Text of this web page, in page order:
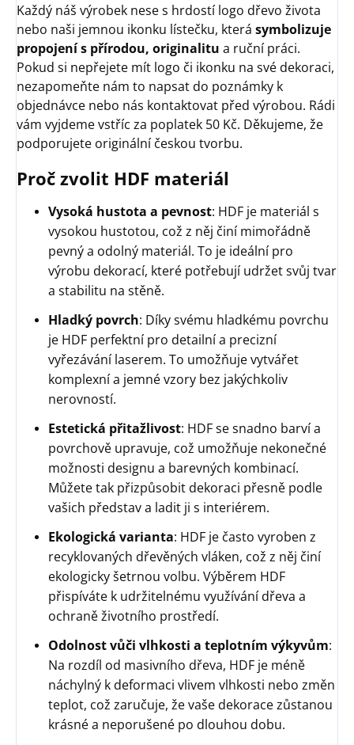
Každý náš výrobek nese s hrdostí logo dřevo života
nebo naši jemnou ikonku lístečku, která symbolizuje
propojení s přírodou, originalitu a ruční práci.
Pokud si nepřejete mít logo či ikonku na své dekoraci,
nezapomeňte nám to napsat do poznámky k
objednávce nebo nás kontaktovat před výrobou. Rádi
vám vyjdeme vstříc za poplatek 50 Kč. Děkujeme, že
podporujete originální českou tvorbu.
Proč zvolit HDF materiál
Vysoká hustota a pevnost: HDF je materiál s
vysokou hustotou, což z něj činí mimořádně
pevný a odolný materiál. To je ideální pro
výrobu dekorací, které potřebují udržet svůj tvar
a stabilitu na stěně.
Hladký povrch: Díky svému hladkému povrchu
je HDF perfektní pro detailní a precizní
vyřezávání laserem. To umožňuje vytvářet
komplexní a jemné vzory bez jakýchkoliv
nerovností.
Estetická přitažlivost: HDF se snadno barví a
povrchově upravuje, což umožňuje nekonečné
možnosti designu a barevných kombinací.
Můžete tak přizpůsobit dekoraci přesně podle
vašich představ a ladit ji s interiérem.
Ekologická varianta: HDF je často vyroben z
recyklovaných dřevěných vláken, což z něj činí
ekologicky šetrnou volbu. Výběrem HDF
přispíváte k udržitelnému využívání dřeva a
ochraně životního prostředí.
Odolnost vůči vlhkosti a teplotním výkyvům:
Na rozdíl od masivního dřeva, HDF je méně
náchylný k deformaci vlivem vlhkosti nebo změn
teplot, což zaručuje, že vaše dekorace zůstanou
krásné a neporušené po dlouhou dobu.